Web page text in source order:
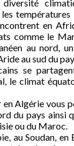
diversité
en
comme le
au nord,
au sud du
se
le climat
Algérie vous
du pays ainsi
ou du Maroc.
au Soudan, en